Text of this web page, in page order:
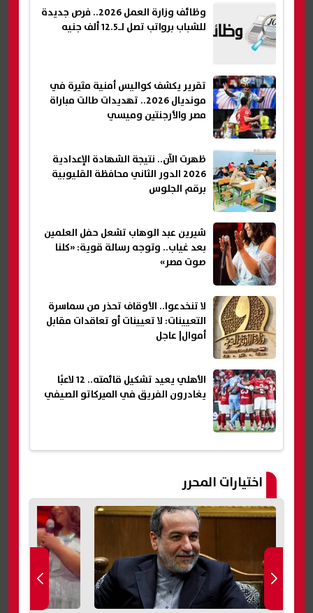
وظائف وزارة العمل 2026.. فرص جديدة
للشباب برواتب تصل لـ12.5 ألف جنيه
تقرير يكشف كواليس أمنية مثيرة في
مونديال 2026.. تهديدات طالت مباراة
مصر والأرجنتين وميسي
ظهرت الآن.. نتيجة الشهادة الإعدادية
2026 الدور الثاني محافظة القليوبية
برقم الجلوس
شيرين عبد الوهاب تشعل حفل العلمين
بعد غياب.. وتوجه رسالة قوية: «كلنا
صوت مصر»
لا تنخدعوا.. الأوقاف تحذر من سماسرة
التعيينات: لا تعيينات أو تعاقدات مقابل
أموال| عاجل
الأهلي يعيد تشكيل قائمته.. 12 لاعبًا
يغادرون الفريق في الميركاتو الصيفي
اختيارات المحرر